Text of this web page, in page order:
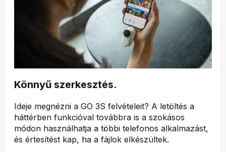
Könnyű szerkesztés.
Ideje megnézni a GO 3S felvételeit? A letöltés a
háttérben funkcióval továbbra is a szokásos
módon használhatja a többi telefonos alkalmazást,
és értesítést kap, ha a fájlok elkészültek.